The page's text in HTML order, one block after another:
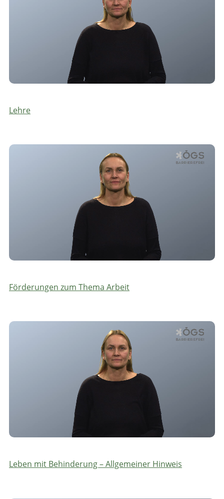
Lehre
Förderungen zum Thema Arbeit
Leben mit Behinderung – Allgemeiner Hinweis